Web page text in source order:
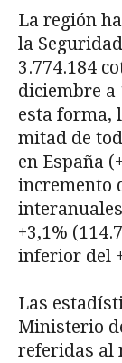
La región
la
3.774.184
diciembre a
esta forma,
mitad de
en España
incremento
+3,1%
inferior del
Las
Ministerio
referidas al